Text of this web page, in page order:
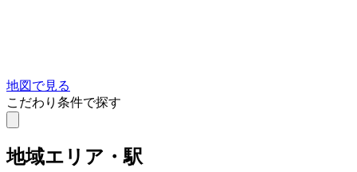
地図で見る
こだわり条件で探す
地域エリア・駅